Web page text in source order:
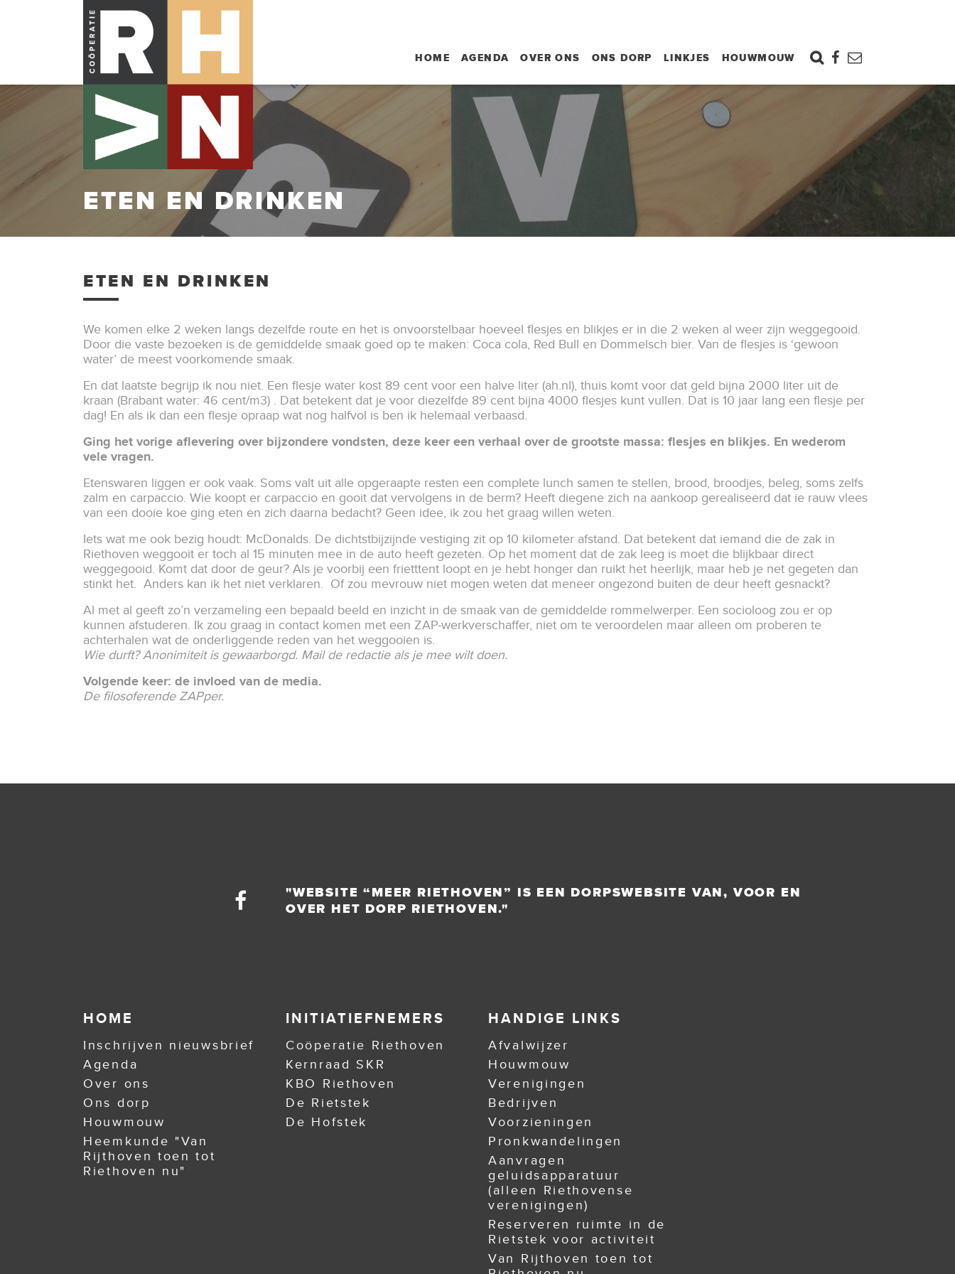
HOME AGENDA OVER ONS ONS DORP LINKJES HOUWMOUW
ETEN EN DRINKEN
ETEN EN DRINKEN
We komen elke 2 weken langs dezelfde route en het is onvoorstelbaar hoeveel flesjes en blikjes er in die 2 weken al weer zijn weggegooid.
Door die vaste bezoeken is de gemiddelde smaak goed op te maken: Coca cola, Red Bull en Dommelsch bier. Van de flesjes is ‘gewoon
water’ de meest voorkomende smaak.
En dat laatste begrijp ik nou niet. Een flesje water kost 89 cent voor een halve liter (ah.nl), thuis komt voor dat geld bijna 2000 liter uit de
kraan (Brabant water: 46 cent/m3) . Dat betekent dat je voor diezelfde 89 cent bijna 4000 flesjes kunt vullen. Dat is 10 jaar lang een flesje per
dag! En als ik dan een flesje opraap wat nog halfvol is ben ik helemaal verbaasd.
Ging het vorige aflevering over bijzondere vondsten, deze keer een verhaal over de grootste massa: flesjes en blikjes. En wederom
vele vragen.
Etenswaren liggen er ook vaak. Soms valt uit alle opgeraapte resten een complete lunch samen te stellen, brood, broodjes, beleg, soms zelfs
zalm en carpaccio. Wie koopt er carpaccio en gooit dat vervolgens in de berm? Heeft diegene zich na aankoop gerealiseerd dat ie rauw vlees
van een dooie koe ging eten en zich daarna bedacht? Geen idee, ik zou het graag willen weten.
Iets wat me ook bezig houdt: McDonalds. De dichtstbijzijnde vestiging zit op 10 kilometer afstand. Dat betekent dat iemand die de zak in
Riethoven weggooit er toch al 15 minuten mee in de auto heeft gezeten. Op het moment dat de zak leeg is moet die blijkbaar direct
weggegooid. Komt dat door de geur? Als je voorbij een frietttent loopt en je hebt honger dan ruikt het heerlijk, maar heb je net gegeten dan
stinkt het. Anders kan ik het niet verklaren. Of zou mevrouw niet mogen weten dat meneer ongezond buiten de deur heeft gesnackt?
Al met al geeft zo’n verzameling een bepaald beeld en inzicht in de smaak van de gemiddelde rommelwerper. Een socioloog zou er op
kunnen afstuderen. Ik zou graag in contact komen met een ZAP-werkverschaffer, niet om te veroordelen maar alleen om proberen te
achterhalen wat de onderliggende reden van het weggooien is.
Wie durft? Anonimiteit is gewaarborgd. Mail de redactie als je mee wilt doen.
Volgende keer: de invloed van de media.
De filosoferende ZAPper.
"WEBSITE “MEER RIETHOVEN” IS EEN DORPSWEBSITE VAN, VOOR EN
OVER HET DORP RIETHOVEN."
HOME
Inschrijven nieuwsbrief
Agenda
Over ons
Ons dorp
Houwmouw
Heemkunde "Van
Rijthoven toen tot
Riethoven nu"
INITIATIEFNEMERS
Coöperatie Riethoven
Kernraad SKR
KBO Riethoven
De Rietstek
De Hofstek
HANDIGE LINKS
Afvalwijzer
Houwmouw
Verenigingen
Bedrijven
Voorzieningen
Pronkwandelingen
Aanvragen
geluidsapparatuur
(alleen Riethovense
verenigingen)
Reserveren ruimte in de
Rietstek voor activiteit
Van Rijthoven toen tot